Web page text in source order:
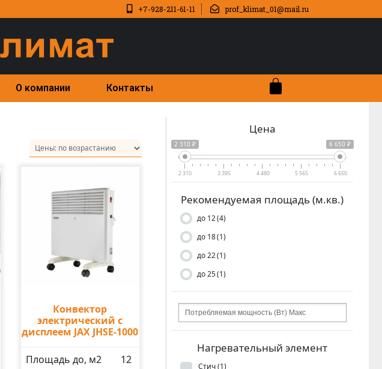
+7-928-211-61-11 prof_klimat_01@mail.ru
О компании Контакты
Конвектор
электрический с
дисплеем JAX JHSE-1000
Площадь до, м2 12
Цена
2 310 ₽ 6 650 ₽
2 310 3 395 4 480 5 565 6 650
Рекомендуемая площадь (м.кв.)
до 12(4)
до 18(1)
до 22(1)
до 25(1)
Нагревательный элемент
Стич (1)